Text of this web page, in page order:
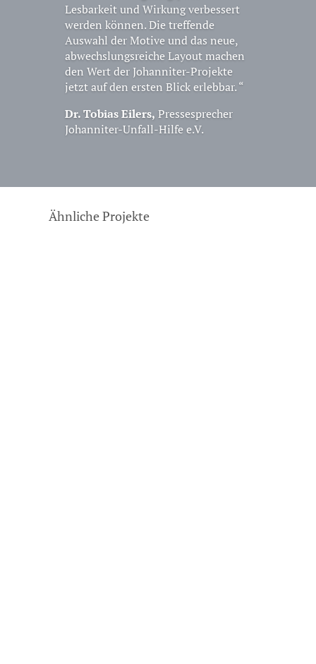
Lesbarkeit und Wirkung verbessert
werden können. Die treffende
Auswahl der Motive und das neue,
abwechslungsreiche Layout machen
den Wert der Johanniter-Projekte
jetzt auf den ersten Blick erlebbar. “
Dr. Tobias Eilers, Pressesprecher
Johanniter-Unfall-Hilfe e.V.
Ähnliche Projekte